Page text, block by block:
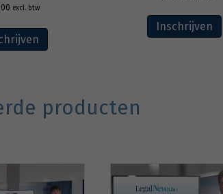
excl. btw
Inschrijven
producten